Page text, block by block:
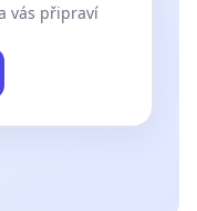
vás připraví